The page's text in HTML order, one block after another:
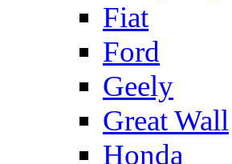
Fiat
Ford
Geely
Great Wall
Honda